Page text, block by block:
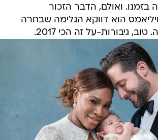
ואולם, הדבר הזכור
הוא דווקא הגלימה שבחרה
גיבורות-על זה הכי 2017.